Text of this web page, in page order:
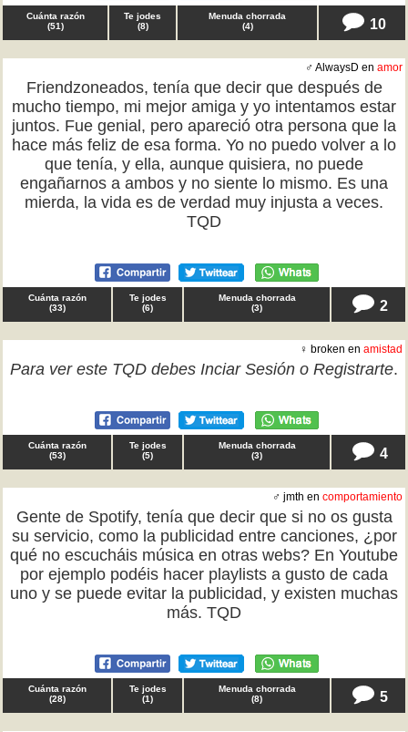
Cuánta razón
(51)
Te jodes
(8)
Menuda chorrada
(4) 10
♂ AlwaysD en amor
Friendzoneados, tenía que decir que después de
mucho tiempo, mi mejor amiga y yo intentamos estar
juntos. Fue genial, pero apareció otra persona que la
hace más feliz de esa forma. Yo no puedo volver a lo
que tenía, y ella, aunque quisiera, no puede
engañarnos a ambos y no siente lo mismo. Es una
mierda, la vida es de verdad muy injusta a veces.
TQD
Cuánta razón
(33)
Te jodes
(6)
Menuda chorrada
(3) 2
♀ broken en amistad
Para ver este TQD debes Inciar Sesión o Registrarte.
Cuánta razón
(53)
Te jodes
(5)
Menuda chorrada
(3) 4
♂ jmth en comportamiento
Gente de Spotify, tenía que decir que si no os gusta
su servicio, como la publicidad entre canciones, ¿por
qué no escucháis música en otras webs? En Youtube
por ejemplo podéis hacer playlists a gusto de cada
uno y se puede evitar la publicidad, y existen muchas
más. TQD
Cuánta razón
(28)
Te jodes
(1)
Menuda chorrada
(8) 5